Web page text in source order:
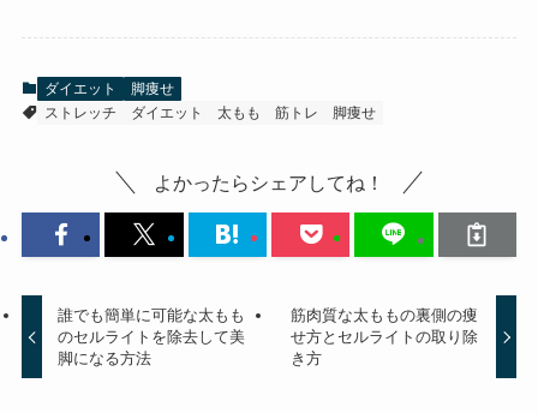
ダイエット
脚痩せ
ストレッチ
ダイエット 太もも 筋トレ 脚痩せ
よかったらシェアしてね！
誰でも簡単に可能な太もも
のセルライトを除去して美
脚になる方法
筋肉質な太ももの裏側の痩
せ方とセルライトの取り除
き方